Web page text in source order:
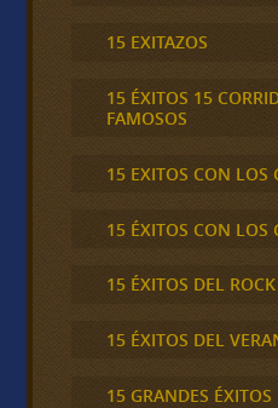
15 EXITAZOS
15 ÉXITOS 15
FAMOSOS
15 EXITOS CON LOS
15 ÉXITOS CON LOS
15 ÉXITOS DEL
15 ÉXITOS DEL
15 GRANDES ÉXITOS